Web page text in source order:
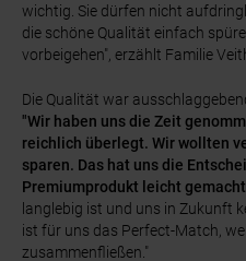
wichtig. Sie dürfen nicht
die schöne Qualität einfach
vorbeigehen", erzählt Familie
Die Qualität war
"Wir haben uns die Zeit
reichlich überlegt. Wir wollten
sparen. Das hat uns die
Premiumprodukt leicht
langlebig ist und uns in Zukunft
ist für uns das Perfect-Match,
zusammenfließen."